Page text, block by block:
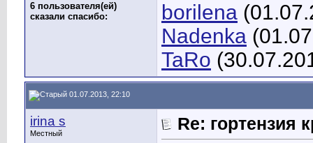
6 пользователя(ей)
сказали cпасибо:
borilena
Nadenka
TaRo
01.07.2013, 22:10
irina s
Местный Re: гортензия